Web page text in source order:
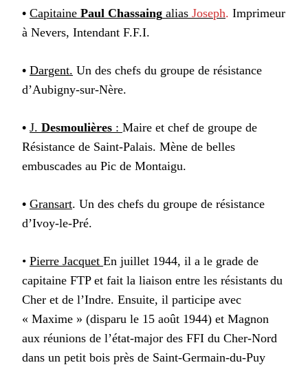
• Capitaine Paul Chassaing alias Joseph. Imprimeur
à Nevers, Intendant F.F.I.
• Dargent. Un des chefs du groupe de résistance
d’Aubigny-sur-Nère.
• J. Desmoulières : Maire et chef de groupe de
Résistance de Saint-Palais. Mène de belles
embuscades au Pic de Montaigu.
• Gransart. Un des chefs du groupe de résistance
d’Ivoy-le-Pré.
• Pierre Jacquet En juillet 1944, il a le grade de
capitaine FTP et fait la liaison entre les résistants du
Cher et de l’Indre. Ensuite, il participe avec
« Maxime » (disparu le 15 août 1944) et Magnon
aux réunions de l’état-major des FFI du Cher-Nord
dans un petit bois près de Saint-Germain-du-Puy